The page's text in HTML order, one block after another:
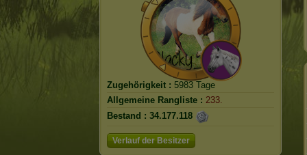
Zugehörigkeit : 5983 Tage
Allgemeine Rangliste : 233.
Bestand : 34.177.118
Verlauf der Besitzer